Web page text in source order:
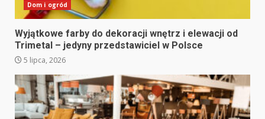
Dom i ogród
Wyjątkowe farby do dekoracji wnętrz i elewacji od
Trimetal – jedyny przedstawiciel w Polsce
5 lipca, 2026